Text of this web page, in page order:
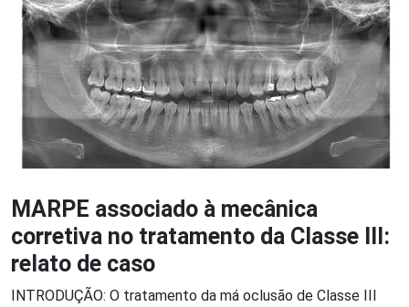
MARPE associado à mecânica
corretiva no tratamento da Classe III:
relato de caso
INTRODUÇÃO: O tratamento da má oclusão de Classe III